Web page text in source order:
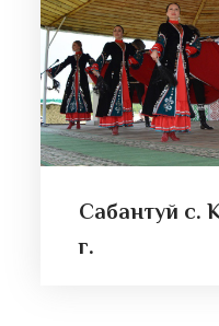
Сабантуй с.
г.